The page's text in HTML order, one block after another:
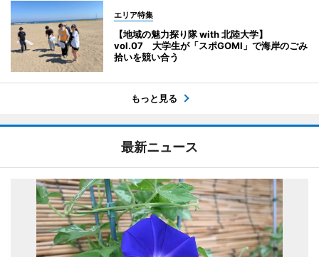
エリア特集
【地域の魅力探り隊 with 北陸大学】
vol.07 大学生が「スポGOMI」で海岸のごみ
拾いを競い合う
もっと見る
最新ニュース